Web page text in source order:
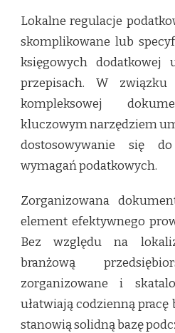
Lokalne regulacje
skomplikowane lub
księgowych
przepisach. W
kompleksowej
kluczowym narzędziem
dostosowywanie się
wymagań podatkowych.
Zorganizowana
element efektywnego
Bez względu na
branżową
zorganizowane i
ułatwiają codzienną pracę
stanowią solidną bazę